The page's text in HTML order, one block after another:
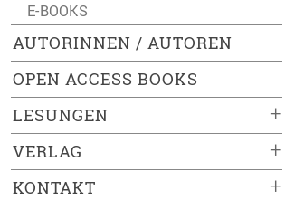
E-BOOKS
AUTORINNEN / AUTOREN
OPEN ACCESS BOOKS
+
LESUNGEN
+
VERLAG
+
KONTAKT